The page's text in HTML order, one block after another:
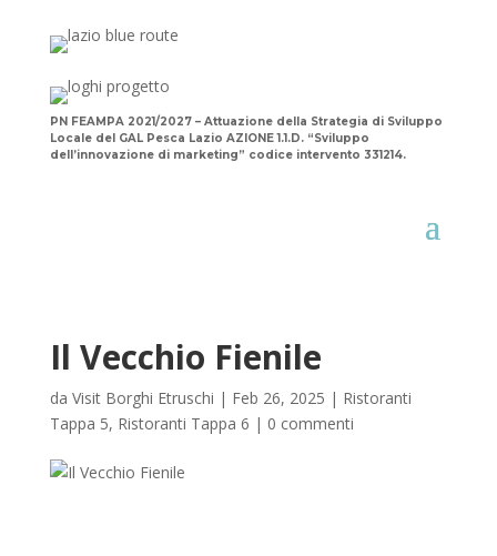
PN FEAMPA 2021/2027 – Attuazione della Strategia di Sviluppo
Locale del GAL Pesca Lazio AZIONE 1.1.D. “Sviluppo
dell’innovazione di marketing” codice intervento 331214.
Il Vecchio Fienile
da Visit Borghi Etruschi | Feb 26, 2025 | Ristoranti
Tappa 5, Ristoranti Tappa 6 | 0 commenti